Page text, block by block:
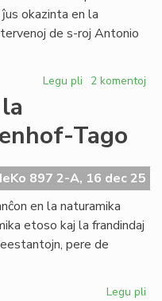
kaj
financoj
okazinta en la
de s-roj Antonio
Legu pli pri
diferenco
inter
fonduso
kaj
fondumo/
2 komentoj
Tago
897 2-A, 16 dec 25
en la naturamika
etoso kaj la frandindaj
pere de
Legu pli